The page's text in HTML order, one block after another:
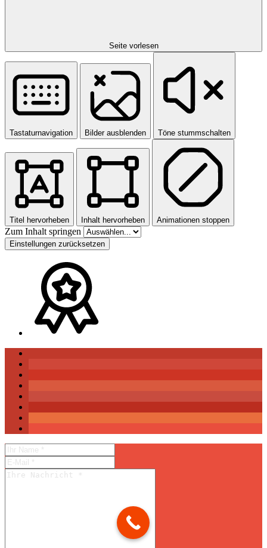
Seite vorlesen
Tastaturnavigation Bilder ausblenden Töne stummschalten
Titel hervorheben Inhalt hervorheben Animationen stoppen
Zum Inhalt springen
Einstellungen zurücksetzen